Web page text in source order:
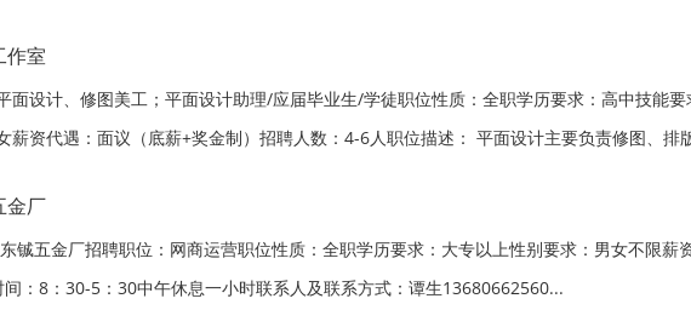
作室
面设计、修图美工；平面设计助理/应届毕业生/学徒职位性质：全职学历要求：高中技能
薪资代遇：面议（底薪+奖金制）招聘人数：4-6人职位描述： 平面设计主要负责修图、
金厂
铖五金厂招聘职位：网商运营职位性质：全职学历要求：大专以上性别要求：男女不限
：8：30-5：30中午休息一小时联系人及联系方式：谭生13680662560...